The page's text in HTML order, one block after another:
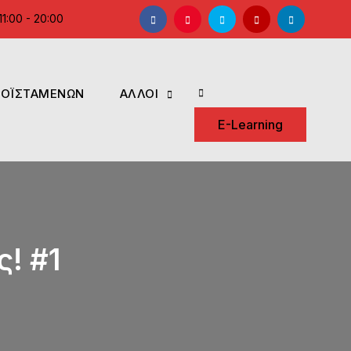
- 20:00 FacebookInstagramTwitter YouTubeLinkedIn
ΑΛΛΟΙ Search
E-Learning
#1